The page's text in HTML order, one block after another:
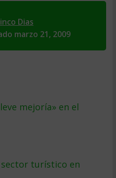
Dias
marzo 21, 2009
mejorí­a» en el
turí­stico en